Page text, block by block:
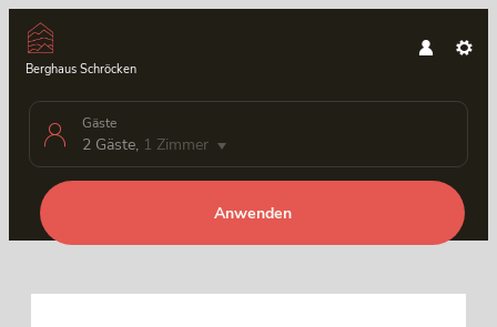
Gäste
2 Gäste, 1 Zimmer
Anwenden
Berghaus Schröcken
Unsere Angebote im Zimmer